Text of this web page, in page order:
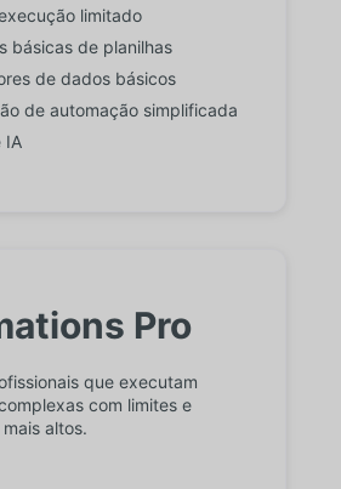
limitado
básicas de planilhas
de dados básicos
de automação simplificada
IA
Pro
que executam
com limites e
altos.